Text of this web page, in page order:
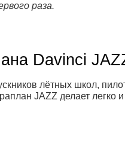
раза.
Davinci
лётных школ,
JAZZ делает легко